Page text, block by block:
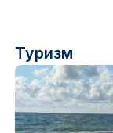
Туризм